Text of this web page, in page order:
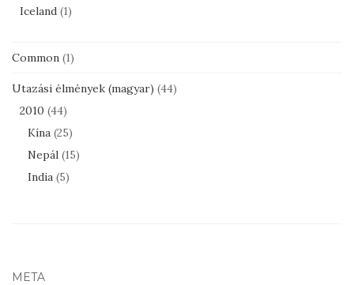
Iceland (1)
Common (1)
Utazási élmények (magyar) (44)
2010 (44)
Kína (25)
Nepál (15)
India (5)
META